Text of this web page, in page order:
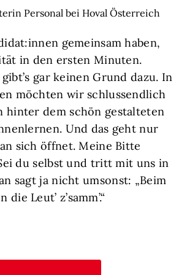
Personal bei Hoval Österreich
gemeinsam haben,
in den ersten Minuten.
gibt’s gar keinen Grund dazu. In
möchten wir schlussendlich
hinter dem schön gestalteten
Und das geht nur
sich öffnet. Meine Bitte
du selbst und tritt mit uns in
sagt ja nicht umsonst: „Beim
Leut’ z’samm’.“